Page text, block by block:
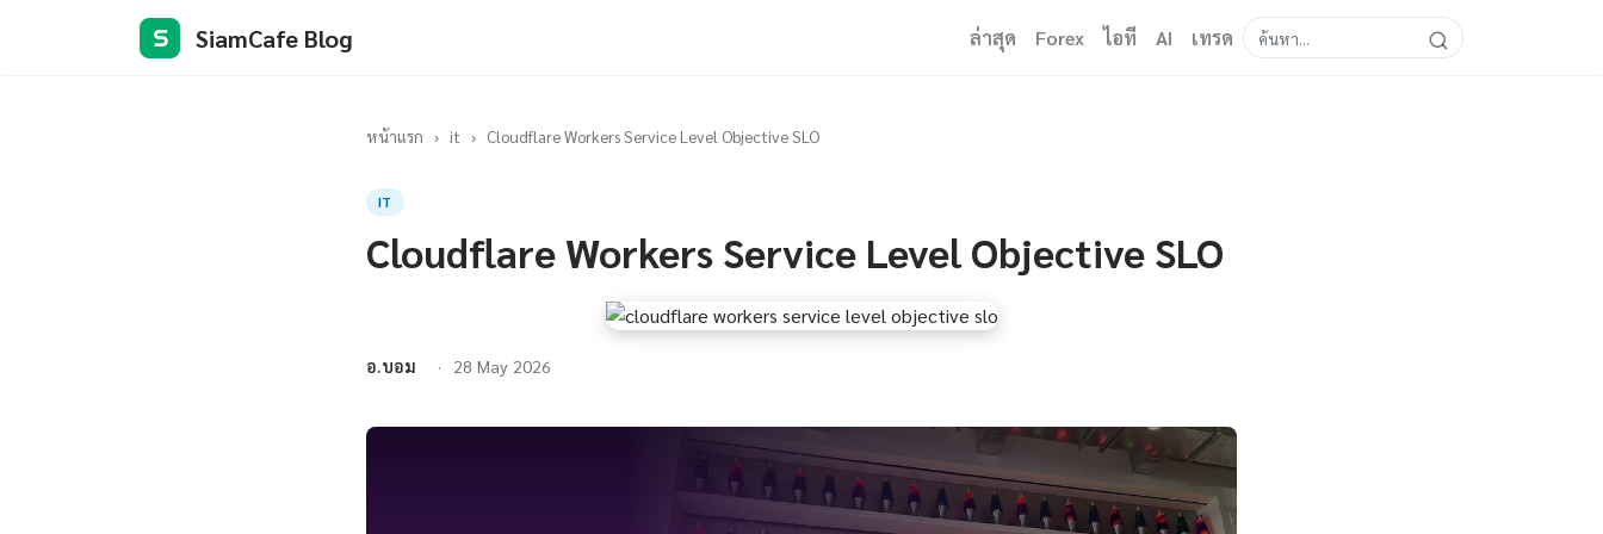
S SiamCafe Blog ล่าสุด Forex ไอที AI เทรด
หน้าแรก › it › Cloudflare Workers Service Level Objective SLO
IT
Cloudflare Workers Service Level Objective SLO
อ.บอม 28 May 2026